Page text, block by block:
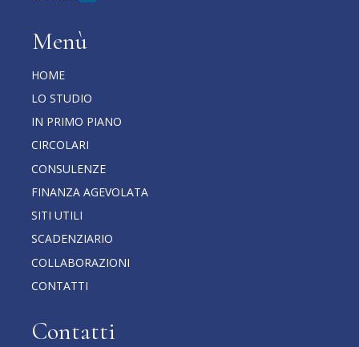
Menù
HOME
LO STUDIO
IN PRIMO PIANO
CIRCOLARI
CONSULENZE
FINANZA AGEVOLATA
SITI UTILI
SCADENZIARIO
COLLABORAZIONI
CONTATTI
Contatti